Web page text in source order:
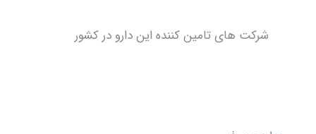
شرکت های تامین کننده این دارو در کشور